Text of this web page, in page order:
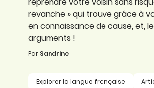
Évaluer le niveau de ses
salariés
Explorer la langue
française
Découvrir nos
reprendre votre voisin sans
revanche » qui trouve grâce à
en connaissance de cause, et,
arguments !
Par Sandrine
Explorer la langue française